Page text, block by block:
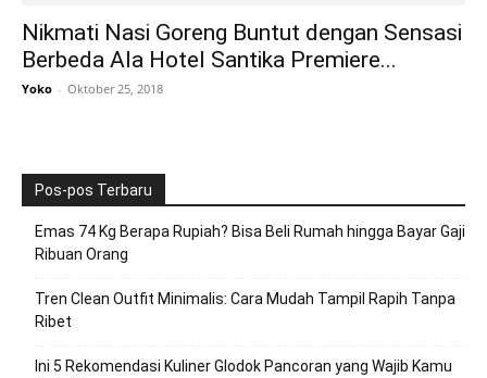
Nikmati Nasi Goreng Buntut dengan Sensasi
Berbeda Ala Hotel Santika Premiere...
Yoko - Oktober 25, 2018
Pos-pos Terbaru
Emas 74 Kg Berapa Rupiah? Bisa Beli Rumah hingga Bayar Gaji
Ribuan Orang
Tren Clean Outfit Minimalis: Cara Mudah Tampil Rapih Tanpa
Ribet
Ini 5 Rekomendasi Kuliner Glodok Pancoran yang Wajib Kamu